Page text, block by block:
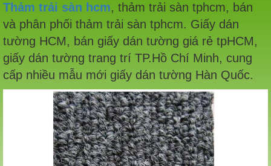
Thảm trải sàn hcm, thảm trải sàn tphcm, bán
và phân phối thảm trải sàn tphcm. Giấy dán
tường HCM, bán giấy dán tường giá rẻ tpHCM,
giấy dán tường trang trí TP.Hồ Chí Minh, cung
cấp nhiều mẫu mới giấy dán tường Hàn Quốc.